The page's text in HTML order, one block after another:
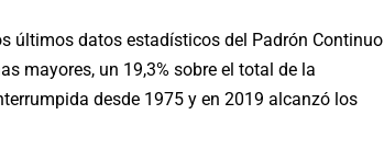
últimos datos estadísticos del Padrón Continuo
mayores, un 19,3% sobre el total de la
desde 1975 y en 2019 alcanzó los